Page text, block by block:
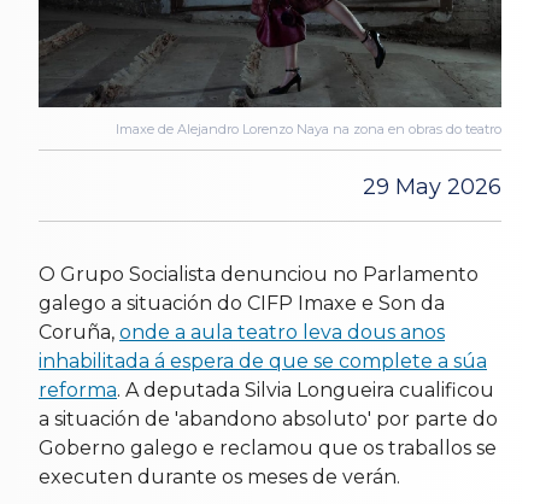
Imaxe de Alejandro Lorenzo Naya na zona en obras do teatro
29 May 2026
O Grupo Socialista denunciou no Parlamento
galego a situación do CIFP Imaxe e Son da
Coruña, onde a aula teatro leva dous anos
inhabilitada á espera de que se complete a súa
reforma. A deputada Silvia Longueira cualificou
a situación de 'abandono absoluto' por parte do
Goberno galego e reclamou que os traballos se
executen durante os meses de verán.